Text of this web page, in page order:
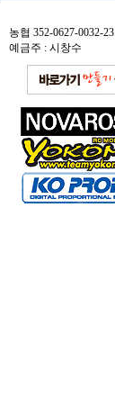
농협 352-0627-0032-23
예금주 : 시창수